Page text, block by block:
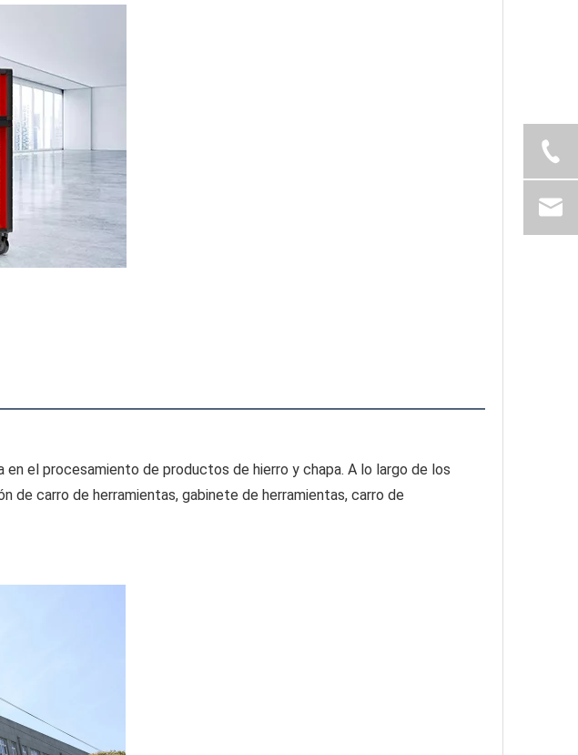
el procesamiento de productos de hierro y chapa. A lo largo de los
de carro de herramientas, gabinete de herramientas, carro de